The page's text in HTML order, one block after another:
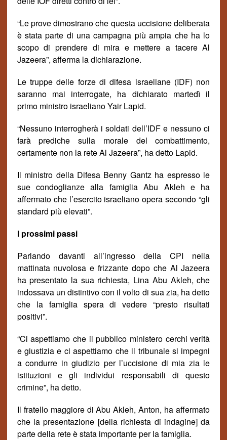
“Le prove dimostrano che questa uccisione deliberata
è stata parte di una campagna più ampia che ha lo
scopo di prendere di mira e mettere a tacere Al
Jazeera”, afferma la dichiarazione.
Le truppe delle forze di difesa israeliane (IDF) non
saranno mai interrogate, ha dichiarato martedì il
primo ministro israeliano Yair Lapid.
“Nessuno interrogherà i soldati dell’IDF e nessuno ci
faràprediche sulla morale del combattimento,
certamente non la rete Al Jazeera”, ha detto Lapid.
Il ministro della Difesa Benny Gantz ha espresso le
sue condoglianze alla famiglia Abu Akleh e ha
affermato che l’esercito israeliano opera secondo “gli
standard più elevati”.
I prossimi passi
Parlando davanti all’ingresso della CPI nella
mattinata nuvolosa e frizzante dopo che Al Jazeera
ha presentato la sua richiesta, Lina Abu Akleh, che
indossava un distintivo con il volto di sua zia, ha detto
che la famiglia spera di vedere “presto risultati
positivi”.
“Ci aspettiamo che il pubblico ministero cerchi verità
e giustizia e ci aspettiamo che il tribunale si impegni
a condurre in giudizio per l’uccisione di mia zia le
istituzioni e gli individui responsabili di questo
crimine”, ha detto.
Il fratello maggiore di Abu Akleh, Anton, ha affermato
che la presentazione [della richiesta di indagine] da
parte della rete è stata importante per la famiglia.